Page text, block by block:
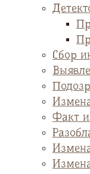
Сбор
Факт